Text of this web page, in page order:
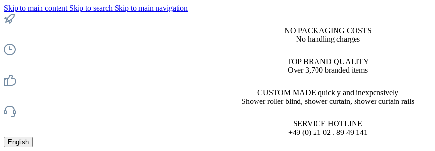
Skip to main content Skip to search Skip to main navigation
NO PACKAGING COSTS
No handling charges
TOP BRAND QUALITY
Over 3,700 branded items
CUSTOM MADE quickly and inexpensively
Shower roller blind, shower curtain, shower curtain rails
SERVICE HOTLINE
+49 (0) 21 02 . 89 49 141
English